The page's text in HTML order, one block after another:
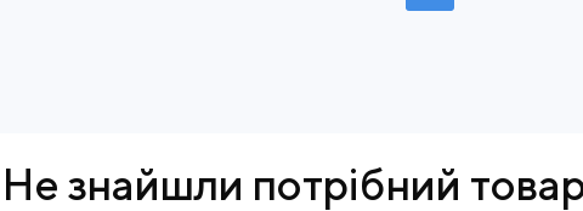
Не знайшли потрібний